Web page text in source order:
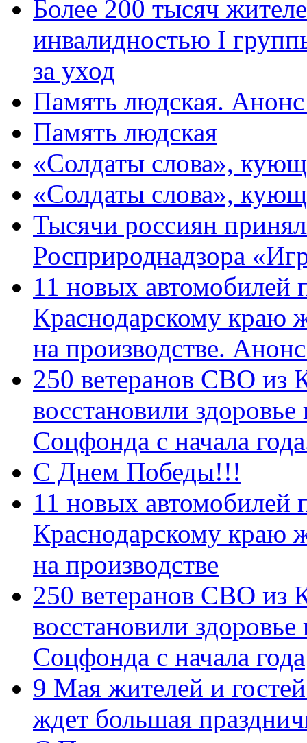
Более 200 тысяч
инвалидностью I
за уход
Память людская.
Память людская
«Солдаты слова»,
«Солдаты слова»,
Тысячи россиян
Росприроднадзора
11 новых автомобилей
Краснодарскому краю
на производстве.
250 ветеранов СВО из
восстановили
Соцфонда с начала
С Днем Победы!!!
11 новых автомобилей
Краснодарскому краю
на производстве
250 ветеранов СВО из
восстановили
Соцфонда с начала года
9 Мая жителей и
ждет большая